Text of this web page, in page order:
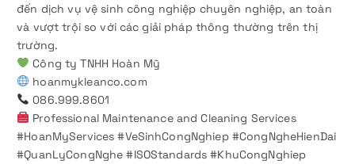
đến dịch vụ vệ sinh công nghiệp chuyên nghiệp, an toàn
và vượt trội so với các giải pháp thông thường trên thị
trường.
Công ty TNHH Hoàn Mỹ
hoanmykleanco.com
086.999.8601
Professional Maintenance and Cleaning Services
#HoanMyServices #VeSinhCongNghiep #CongNgheHienDai
#QuanLyCongNghe #ISOStandards #KhuCongNghiep